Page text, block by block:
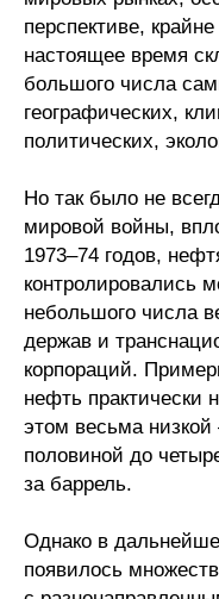
перспективе,
настоящее время
большого числа
географических,
политических,
Но так было не
мировой войны,
1973–74 годов,
контролировались
небольшого числа
держав и
корпораций.
нефть практически
этом весьма
половиной до
за баррель.
Однако в
появилось